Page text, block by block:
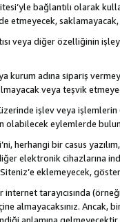
bağlantılı olarak
etmeyecek,
veya diğer özelliğinin
kurum adına sipariş
veya teşvik
işlev veya
olabilecek eylemlerde
herhangi bir casus
elektronik
eklemeyecek,
tarayıcısında
almayacaksınız. Ancak,
anlamına gelmeyecektir.